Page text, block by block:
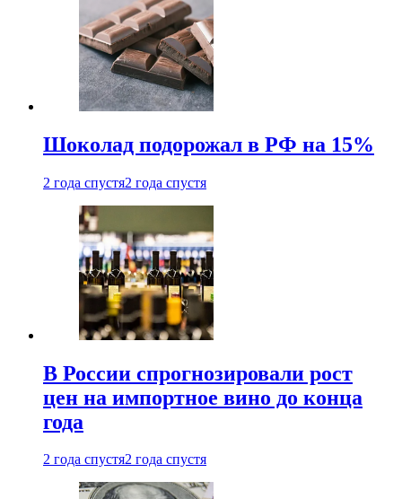
Шоколад подорожал в РФ на 15%
2 года спустя2 года спустя
В России спрогнозировали рост
цен на импортное вино до конца
года
2 года спустя2 года спустя